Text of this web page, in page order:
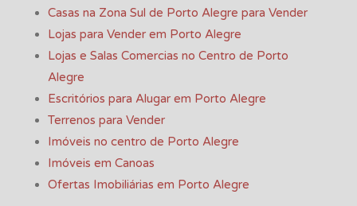
Casas na Zona Sul de Porto Alegre para Vender
Lojas para Vender em Porto Alegre
Lojas e Salas Comercias no Centro de Porto
Alegre
Escritórios para Alugar em Porto Alegre
Terrenos para Vender
Imóveis no centro de Porto Alegre
Imóveis em Canoas
Ofertas Imobiliárias em Porto Alegre